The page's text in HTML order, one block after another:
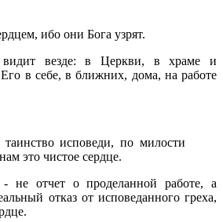
ибо они Бога узрят.
видит везде: в Церкви, в храме и
в себе, в ближних, дома, на работе
исповеди, по милости
это чистое сердце.
не отчет о проделанной работе, а
отказ от исповеданного греха,